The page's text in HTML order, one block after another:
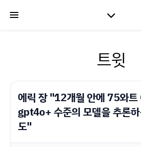
트윗
에릭 장 "12개월 안에 75와트
gpt4o+ 수준의 모델을 추론
도"